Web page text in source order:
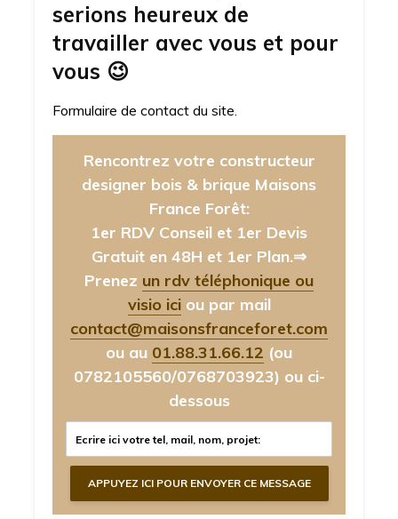
serions heureux de
travailler avec vous et pour
vous 😉
Formulaire de contact du site.
Rencontrez votre constructeur
designer bois & brique Maisons
France Forêt:
1er RDV Conseil et 1er Devis
Gratuit en 48H et 1er Plan.⇒
Prenez un rdv téléphonique ou
visio iciou par mail
contact@maisonsfranceforet.com
ou au 01.88.31.66.12 (ou
0782105560/0768703923) ou ci-
dessous